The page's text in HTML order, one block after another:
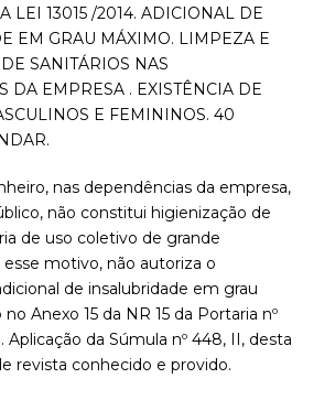
LEI 13015 /2014. ADICIONAL DE
EM GRAU MÁXIMO. LIMPEZA E
SANITÁRIOS NAS
DA EMPRESA . EXISTÊNCIA DE
E FEMININOS. 40
nas dependências da empresa,
não constitui higienização de
de uso coletivo de grande
esse motivo, não autoriza o
de insalubridade em grau
Anexo 15 da NR 15 da Portaria nº
Aplicação da Súmula nº 448, II, desta
revista conhecido e provido.